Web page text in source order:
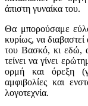
άπιστη γυναίκα του.
Θα μπορούσαμε
κυρίως, να διαβαστεί
του Βασκό, κι εδώ,
τείνει να γίνει
ορμή και όρεξη
αμφιβολίες και
λογοτεχνία.